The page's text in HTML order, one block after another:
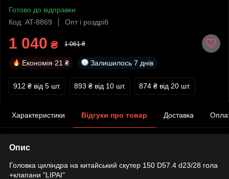
Готово до відправки
Код: AT-8869
Опт і роздріб
1 040 ₴ 1 061 ₴
Економія 21 ₴ Залишилось 7 днів
912 ₴ від 5 шт. 893 ₴ від 10 шт. 874 ₴ від 20 шт.
Характеристики Відгуки про товар Доставка
Опис
Головка циліндра на китайський скутер 150 D57.4 d23/28 гола
+клапани "LIPAI"